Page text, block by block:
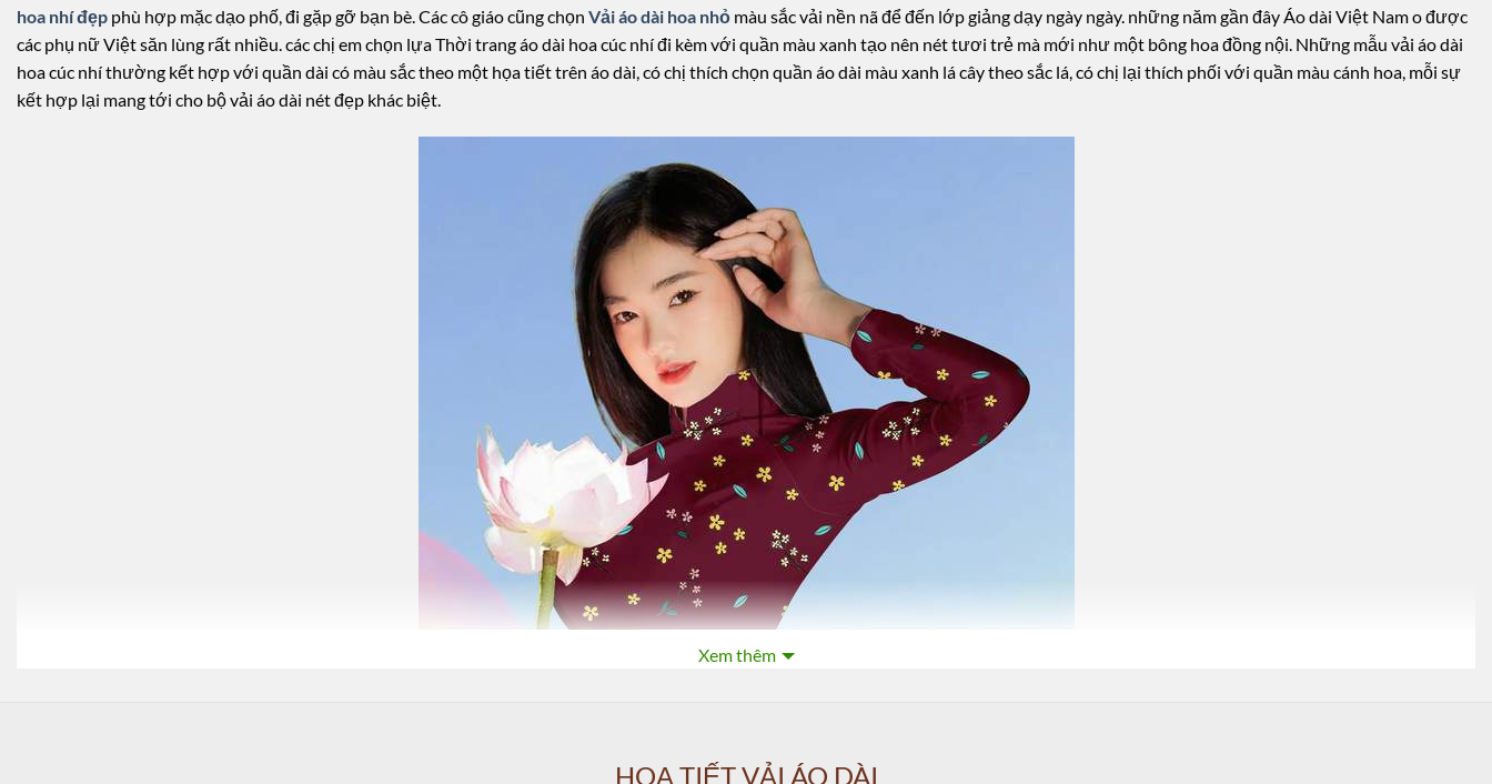
hoa nhí đẹp phù hợp mặc dạo phố, đi gặp gỡ bạn bè. Các cô giáo cũng chọn Vải áo dài hoa nhỏ màu sắc vải nền nã để đến lớp giảng dạy ngày ngày. những năm gần đây Áo dài Việt Nam o được
các phụ nữ Việt săn lùng rất nhiều. các chị em chọn lựa Thời trang áo dài hoa cúc nhí đi kèm với quần màu xanh tạo nên nét tươi trẻ mà mới như một bông hoa đồng nội. Những mẫu vải áo dài
hoa cúc nhí thường kết hợp với quần dài có màu sắc theo một họa tiết trên áo dài, có chị thích chọn quần áo dài màu xanh lá cây theo sắc lá, có chị lại thích phối với quần màu cánh hoa, mỗi sự
kết hợp lại mang tới cho bộ vải áo dài nét đẹp khác biệt.
Xem thêm
HOẠ TIẾT VẢI ÁO DÀI